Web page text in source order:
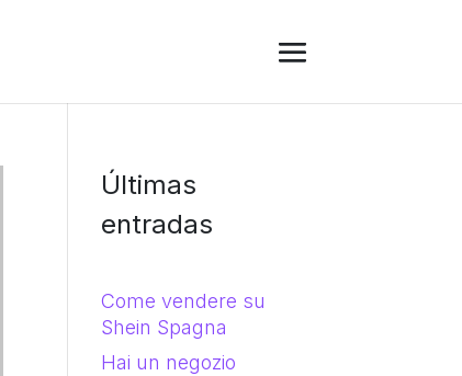
Últimas
entradas
Come vendere su
Shein Spagna
Hai un negozio